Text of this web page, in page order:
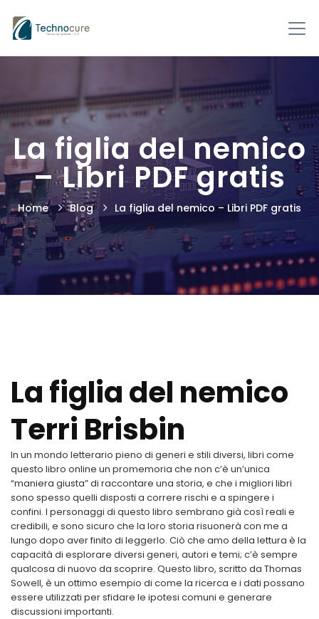
La figlia del nemico
– Libri PDF gratis
Home Blog La figlia del nemico – Libri PDF gratis
La figlia del nemico
Terri Brisbin
In un mondo letterario pieno di generi e stili diversi, libri come
questo libro online un promemoria che non c’è un’unica
“maniera giusta” di raccontare una storia, e che i migliori libri
sono spesso quelli disposti a correre rischi e a spingere i
confini. I personaggi di questo libro sembrano già così reali e
credibili, e sono sicuro che la loro storia risuonerà con me a
lungo dopo aver finito di leggerlo. Ciò che amo della lettura è la
capacità di esplorare diversi generi, autori e temi; c’è sempre
qualcosa di nuovo da scoprire. Questo libro, scritto da Thomas
Sowell, è un ottimo esempio di come la ricerca e i dati possano
essere utilizzati per sfidare le ipotesi comuni e generare
discussioni importanti.